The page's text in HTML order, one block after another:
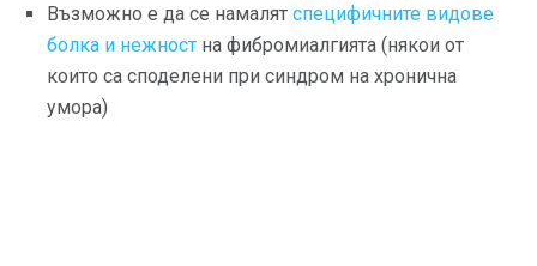
Възможно е да се намалят специфичните видове
болка и нежност на фибромиалгията (някои от
които са споделени при синдром на хронична
умора)